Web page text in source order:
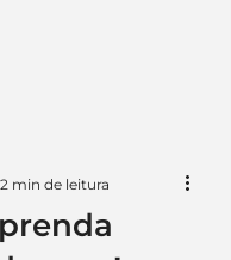
min de leitura